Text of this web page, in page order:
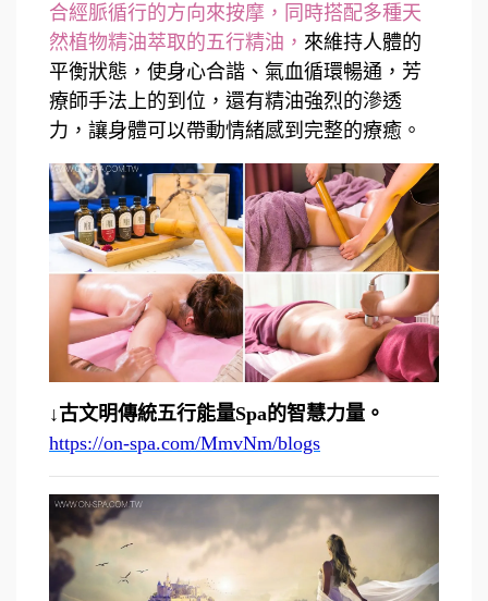
合經脈循行的方向來按摩，同時搭配多種天
然植物精油萃取的五行精油， 來維持人體的
平衡狀態，使身心合諧、氣血循環暢通，芳
療師手法上的到位，還有精油強烈的滲透
力，讓身體可以帶動情緒感到完整的療癒。
↓古文明傳統五行能量Spa的智慧力量。
https://on-spa.com/MmvNm/blogs